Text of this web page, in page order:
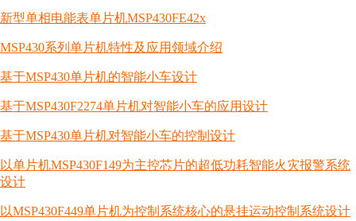
新型单相电能表单片机MSP430FE42x
MSP430系列单片机特性及应用领域介绍
基于MSP430单片机的智能小车设计
基于MSP430F2274单片机对智能小车的应用设计
基于MSP430单片机对智能小车的控制设计
以单片机MSP430F149为主控芯片的超低功耗智能火灾报警系统
设计
以MSP430F449单片机为控制系统核心的悬挂运动控制系统设计